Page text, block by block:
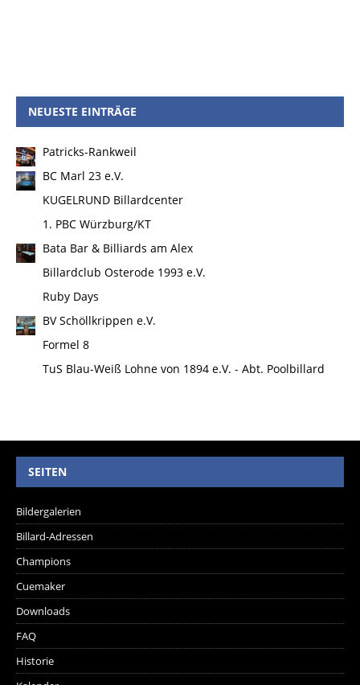
NEUESTE EINTRÄGE
Patricks-Rankweil
BC Marl 23 e.V.
KUGELRUND Billardcenter
1. PBC Würzburg/KT
Bata Bar & Billiards am Alex
Billardclub Osterode 1993 e.V.
Ruby Days
BV Schöllkrippen e.V.
Formel 8
TuS Blau-Weiß Lohne von 1894 e.V. - Abt. Poolbillard
SEITEN
Bildergalerien
Billard-Adressen
Champions
Cuemaker
Downloads
FAQ
Historie